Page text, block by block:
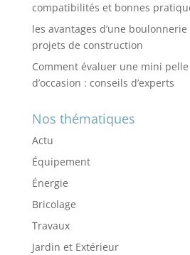
compatibilités et bonnes
les avantages d’une
projets de construction
Comment évaluer une mini
d’occasion : conseils d’experts
Nos thématiques
Actu
Équipement
Énergie
Bricolage
Travaux
Jardin et Extérieur